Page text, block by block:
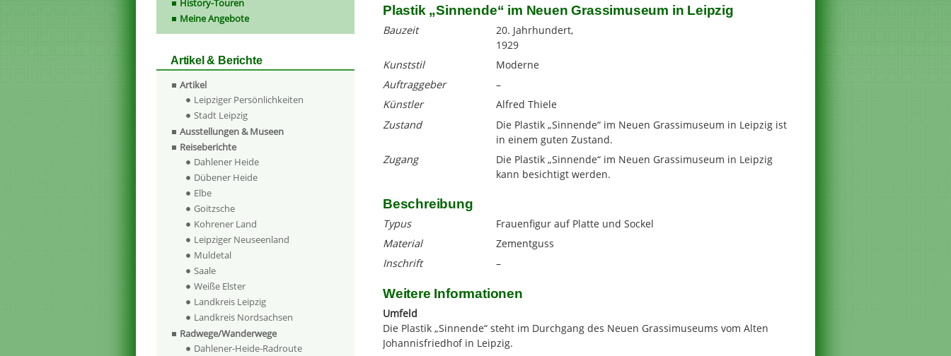
Plastik „Sinnende“ im Neuen Grassimuseum in Leipzig
Bauzeit
20. Jahrhundert,
1929
Kunststil
Moderne
Auftraggeber
–
Künstler
Alfred Thiele
Zustand
Die Plastik „Sinnende“ im Neuen Grassimuseum in Leipzig ist
in einem guten Zustand.
Zugang
Die Plastik „Sinnende“ im Neuen Grassimuseum in Leipzig
kann besichtigt werden.
Beschreibung
Typus
Frauenfigur auf Platte und Sockel
Material
Zementguss
Inschrift
–
Weitere Informationen
Umfeld
Die Plastik „Sinnende“ steht im Durchgang des Neuen Grassimuseums vom Alten
Johannisfriedhof in Leipzig.
Meine Angebote
Artikel & Berichte
Artikel
Leipziger Persönlichkeiten
Stadt Leipzig
Ausstellungen & Museen
Reiseberichte
Dahlener Heide
Dübener Heide
Elbe
Goitzsche
Kohrener Land
Leipziger Neuseenland
Muldetal
Saale
Weiße Elster
Landkreis Leipzig
Landkreis Nordsachsen
Radwege/Wanderwege
Dahlener-Heide-Radroute